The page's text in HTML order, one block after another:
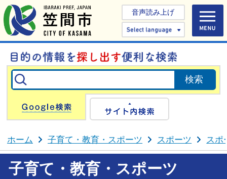
音声読み上げ
Select
Google検索
ホーム 子育て・教育・スポーツ スポーツ スポ
子育て・教育・スポーツ